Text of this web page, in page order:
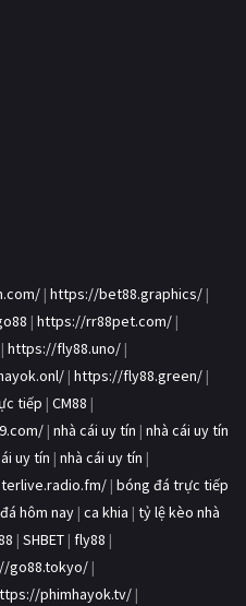
| https://bet88.graphics/ |
| https://rr88pet.com/ |
| https://fly88.uno/ |
| https://fly88.green/ |
tiếp | CM88 |
| nhà cái uy tín | nhà cái uy tín
uy tín | nhà cái uy tín |
| bóng đá trực tiếp
hôm nay | ca khia | tỷ lệ kèo nhà
| SHBET | fly88 |
go88.tokyo/ |
phimhayok.tv/ |